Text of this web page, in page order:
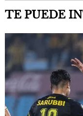
TE PUEDE